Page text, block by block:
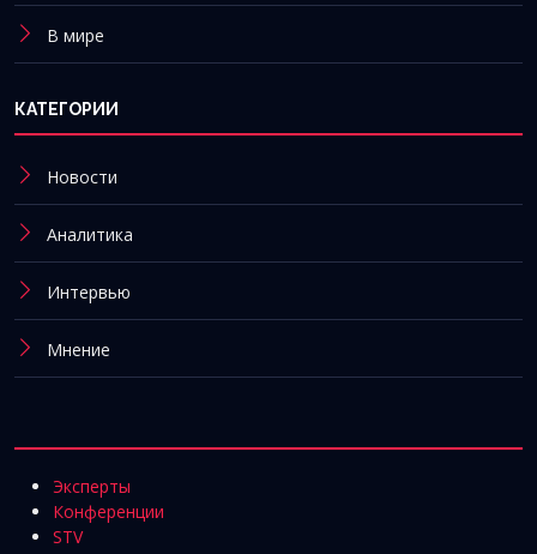
В мире
КАТЕГОРИИ
Новости
Аналитика
Интервью
Мнение
Эксперты
Конференции
STV